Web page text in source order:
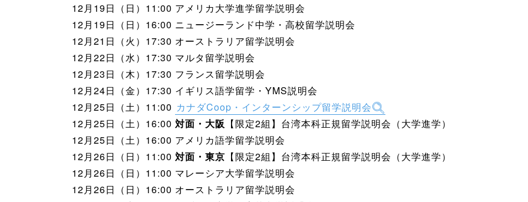
12月19日（日）11:00 アメリカ大学進学留学説明会
12月19日（日）16:00 ニュージーランド中学・高校留学説明会
12月21日（火）17:30 オーストラリア留学説明会
12月22日（水）17:30 マルタ留学説明会
12月23日（木）17:30 フランス留学説明会
12月24日（金）17:30 イギリス語学留学・YMS説明会
12月25日（土）11:00 カナダCoop・インターンシップ留学説明会
12月25日（土）16:00 対面・大阪 【限定2組】台湾本科正規留学説明会（大学進学）
12月25日（土）16:00 アメリカ語学留学説明会
12月26日（日）11:00 対面・東京 【限定2組】台湾本科正規留学説明会（大学進学）
12月26日（日）11:00 マレーシア大学留学説明会
12月26日（日）16:00 オーストラリア留学説明会